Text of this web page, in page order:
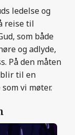
ledelse og
reise til
som både
og adlyde,
På den måten
blir til en
vi møter.